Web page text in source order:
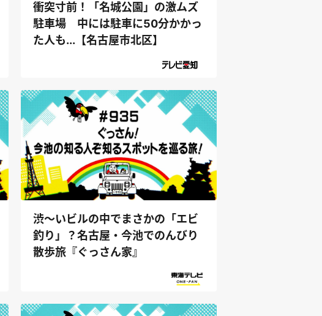
衝突寸前！「名城公園」の激ムズ
駐車場 中には駐車に50分かかっ
た人も...【名古屋市北区】
渋～いビルの中でまさかの「エビ
釣り」？名古屋・今池でのんびり
散歩旅『ぐっさん家』